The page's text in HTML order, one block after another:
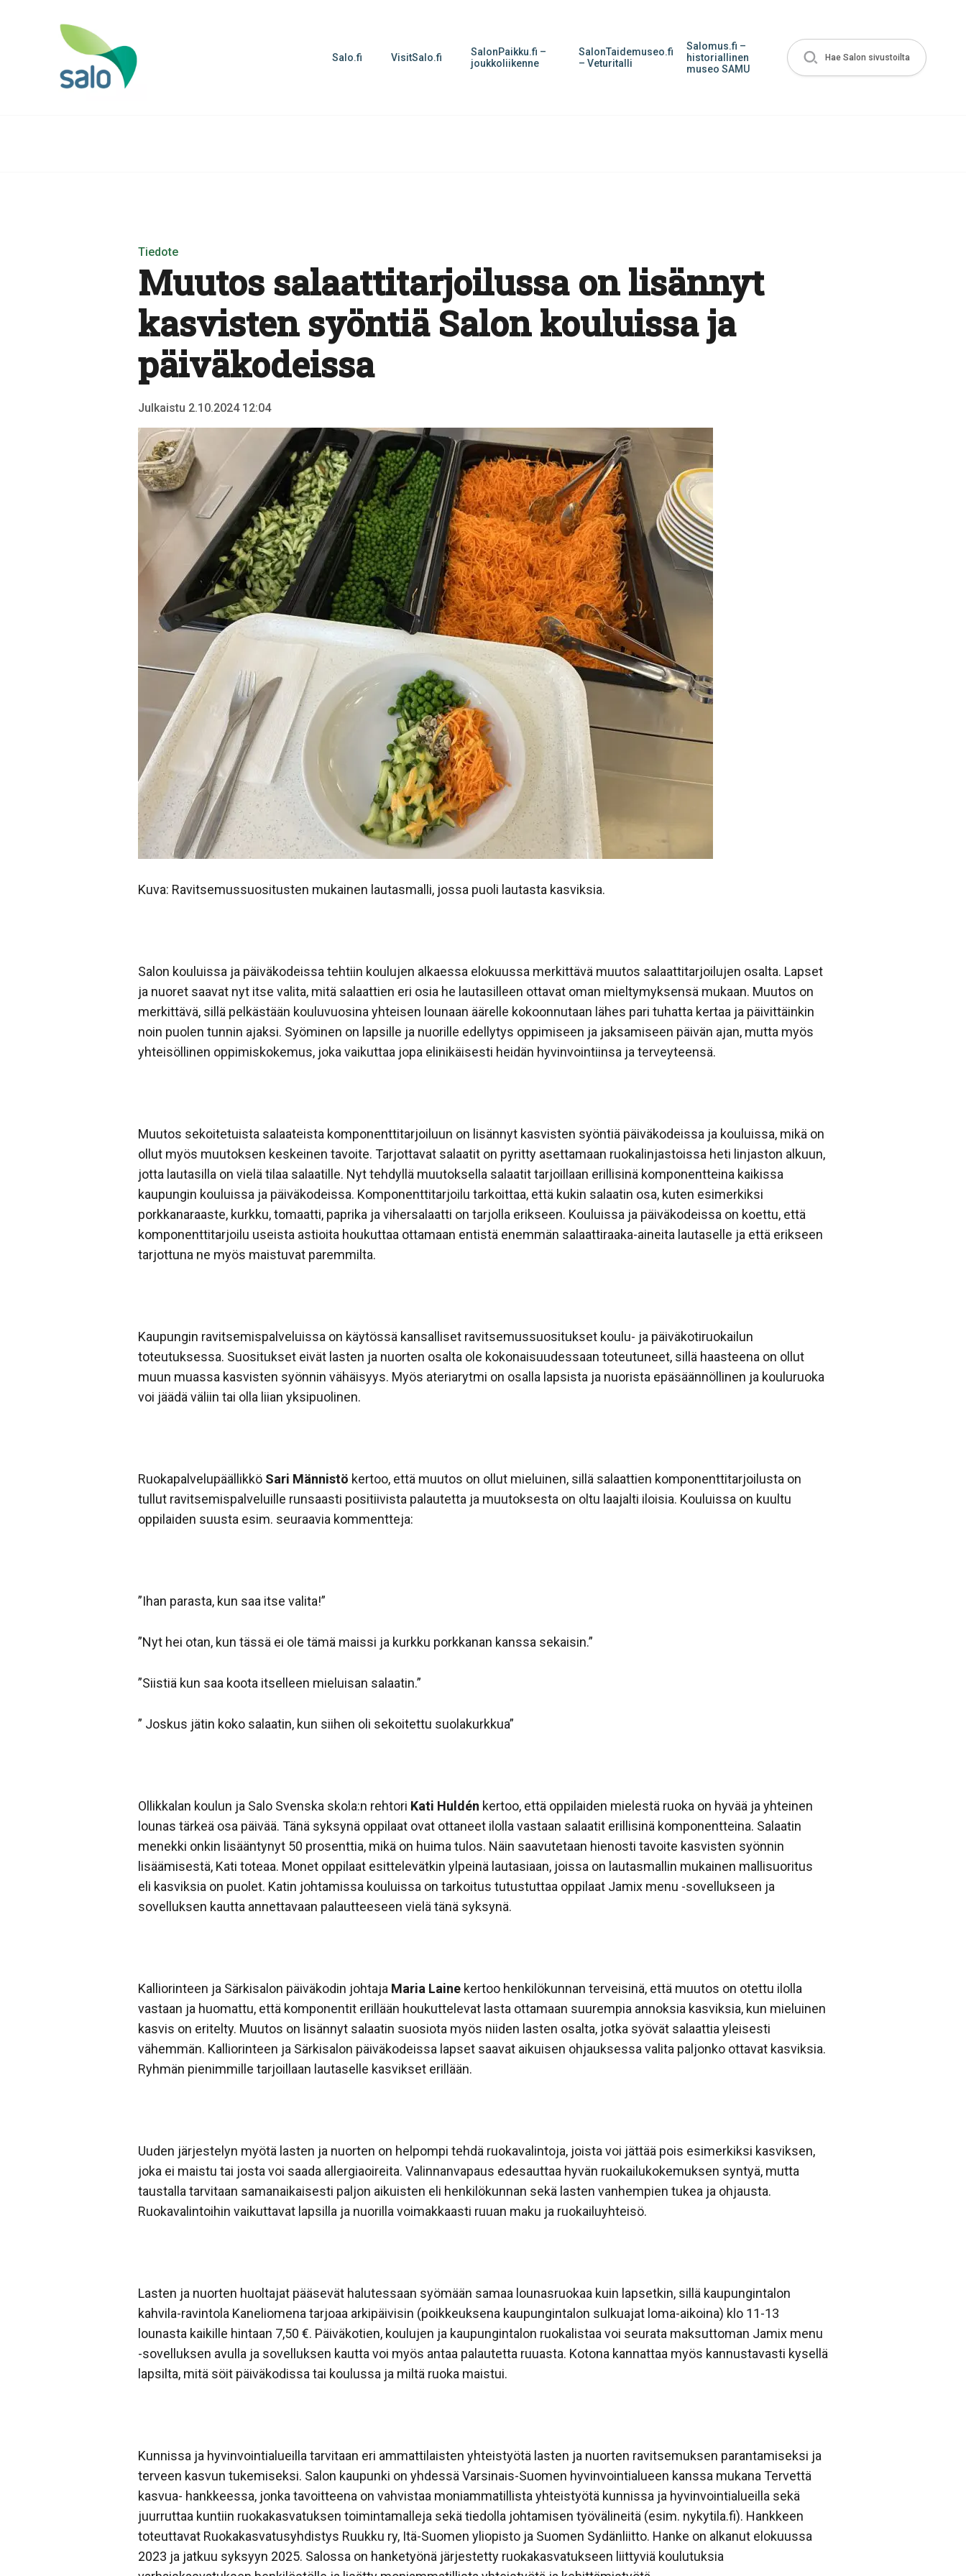
Salo.fi VisitSalo.fi
SalonPaikku.fi –
joukkoliikenne
SalonTaidemuseo.fi
– Veturitalli
Salomus.fi –
historiallinen
museo SAMU
Hae Salon sivustoilta
Tiedote
Muutos salaattitarjoilussa on lisännyt
kasvisten syöntiä Salon kouluissa ja
päiväkodeissa
Julkaistu 2.10.2024 12:04
Kuva: Ravitsemussuositusten mukainen lautasmalli, jossa puoli lautasta kasviksia.
Salon kouluissa ja päiväkodeissa tehtiin koulujen alkaessa elokuussa merkittävä muutos salaattitarjoilujen osalta. Lapset
ja nuoret saavat nyt itse valita, mitä salaattien eri osia he lautasilleen ottavat oman mieltymyksensä mukaan. Muutos on
merkittävä, sillä pelkästään kouluvuosina yhteisen lounaan äärelle kokoonnutaan lähes pari tuhatta kertaa ja päivittäinkin
noin puolen tunnin ajaksi. Syöminen on lapsille ja nuorille edellytys oppimiseen ja jaksamiseen päivän ajan, mutta myös
yhteisöllinen oppimiskokemus, joka vaikuttaa jopa elinikäisesti heidän hyvinvointiinsa ja terveyteensä.
Muutos sekoitetuista salaateista komponenttitarjoiluun on lisännyt kasvisten syöntiä päiväkodeissa ja kouluissa, mikä on
ollut myös muutoksen keskeinen tavoite. Tarjottavat salaatit on pyritty asettamaan ruokalinjastoissa heti linjaston alkuun,
jotta lautasilla on vielä tilaa salaatille. Nyt tehdyllä muutoksella salaatit tarjoillaan erillisinä komponentteina kaikissa
kaupungin kouluissa ja päiväkodeissa. Komponenttitarjoilu tarkoittaa, että kukin salaatin osa, kuten esimerkiksi
porkkanaraaste, kurkku, tomaatti, paprika ja vihersalaatti on tarjolla erikseen. Kouluissa ja päiväkodeissa on koettu, että
komponenttitarjoilu useista astioita houkuttaa ottamaan entistä enemmän salaattiraaka-aineita lautaselle ja että erikseen
tarjottuna ne myös maistuvat paremmilta.
Kaupungin ravitsemispalveluissa on käytössä kansalliset ravitsemussuositukset koulu- ja päiväkotiruokailun
toteutuksessa. Suositukset eivät lasten ja nuorten osalta ole kokonaisuudessaan toteutuneet, sillä haasteena on ollut
muun muassa kasvisten syönnin vähäisyys. Myös ateriarytmi on osalla lapsista ja nuorista epäsäännöllinen ja kouluruoka
voi jäädä väliin tai olla liian yksipuolinen.
Ruokapalvelupäällikkö Sari Männistö kertoo, että muutos on ollut mieluinen, sillä salaattien komponenttitarjoilusta on
tullut ravitsemispalveluille runsaasti positiivista palautetta ja muutoksesta on oltu laajalti iloisia. Kouluissa on kuultu
oppilaiden suusta esim. seuraavia kommentteja:
”Ihan parasta, kun saa itse valita!”
”Nyt hei otan, kun tässä ei ole tämä maissi ja kurkku porkkanan kanssa sekaisin.”
”Siistiä kun saa koota itselleen mieluisan salaatin.”
” Joskus jätin koko salaatin, kun siihen oli sekoitettu suolakurkkua”
Ollikkalan koulun ja Salo Svenska skola:n rehtori Kati Huldén kertoo, että oppilaiden mielestä ruoka on hyvää ja yhteinen
lounas tärkeä osa päivää. Tänä syksynä oppilaat ovat ottaneet ilolla vastaan salaatit erillisinä komponentteina. Salaatin
menekki onkin lisääntynyt 50 prosenttia, mikä on huima tulos. Näin saavutetaan hienosti tavoite kasvisten syönnin
lisäämisestä, Kati toteaa. Monet oppilaat esittelevätkin ylpeinä lautasiaan, joissa on lautasmallin mukainen mallisuoritus
eli kasviksia on puolet. Katin johtamissa kouluissa on tarkoitus tutustuttaa oppilaat Jamix menu -sovellukseen ja
sovelluksen kautta annettavaan palautteeseen vielä tänä syksynä.
Kalliorinteen ja Särkisalon päiväkodin johtaja Maria Laine kertoo henkilökunnan terveisinä, että muutos on otettu ilolla
vastaan ja huomattu, että komponentit erillään houkuttelevat lasta ottamaan suurempia annoksia kasviksia, kun mieluinen
kasvis on eritelty. Muutos on lisännyt salaatin suosiota myös niiden lasten osalta, jotka syövät salaattia yleisesti
vähemmän. Kalliorinteen ja Särkisalon päiväkodeissa lapset saavat aikuisen ohjauksessa valita paljonko ottavat kasviksia.
Ryhmän pienimmille tarjoillaan lautaselle kasvikset erillään.
Uuden järjestelyn myötä lasten ja nuorten on helpompi tehdä ruokavalintoja, joista voi jättää pois esimerkiksi kasviksen,
joka ei maistu tai josta voi saada allergiaoireita. Valinnanvapaus edesauttaa hyvän ruokailukokemuksen syntyä, mutta
taustalla tarvitaan samanaikaisesti paljon aikuisten eli henkilökunnan sekä lasten vanhempien tukea ja ohjausta.
Ruokavalintoihin vaikuttavat lapsilla ja nuorilla voimakkaasti ruuan maku ja ruokailuyhteisö.
Lasten ja nuorten huoltajat pääsevät halutessaan syömään samaa lounasruokaa kuin lapsetkin, sillä kaupungintalon
kahvila-ravintola Kaneliomena tarjoaa arkipäivisin (poikkeuksena kaupungintalon sulkuajat loma-aikoina) klo 11-13
lounasta kaikille hintaan 7,50 €. Päiväkotien, koulujen ja kaupungintalon ruokalistaa voi seurata maksuttoman Jamix menu
-sovelluksen avulla ja sovelluksen kautta voi myös antaa palautetta ruuasta. Kotona kannattaa myös kannustavasti kysellä
lapsilta, mitä söit päiväkodissa tai koulussa ja miltä ruoka maistui.
Kunnissa ja hyvinvointialueilla tarvitaan eri ammattilaisten yhteistyötä lasten ja nuorten ravitsemuksen parantamiseksi ja
terveen kasvun tukemiseksi. Salon kaupunki on yhdessä Varsinais-Suomen hyvinvointialueen kanssa mukana Tervettä
kasvua- hankkeessa, jonka tavoitteena on vahvistaa moniammatillista yhteistyötä kunnissa ja hyvinvointialueilla sekä
juurruttaa kuntiin ruokakasvatuksen toimintamalleja sekä tiedolla johtamisen työvälineitä (esim. nykytila.fi). Hankkeen
toteuttavat Ruokakasvatusyhdistys Ruukku ry, Itä-Suomen yliopisto ja Suomen Sydänliitto. Hanke on alkanut elokuussa
2023 ja jatkuu syksyyn 2025. Salossa on hanketyönä järjestetty ruokakasvatukseen liittyviä koulutuksia